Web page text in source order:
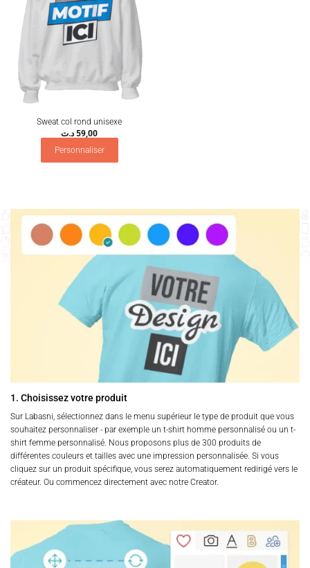
Sweat col rond unisexe
59,00 د.ت
Personnaliser
1. Choisissez votre produit
Sur Labasni, sélectionnez dans le menu supérieur le type de produit que vous
souhaitez personnaliser - par exemple un t-shirt homme personnalisé ou un t-
shirt femme personnalisé. Nous proposons plus de 300 produits de
différentes couleurs et tailles avec une impression personnalisée. Si vous
cliquez sur un produit spécifique, vous serez automatiquement redirigé vers le
créateur. Ou commencez directement avec notre Creator.